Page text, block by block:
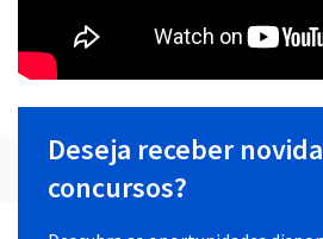
Deseja receber
concursos?